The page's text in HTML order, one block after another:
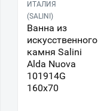
ИТАЛИЯ
(SALINI)
Ванна из
искусственного
камня Salini
Alda Nuova
101914G
160х70